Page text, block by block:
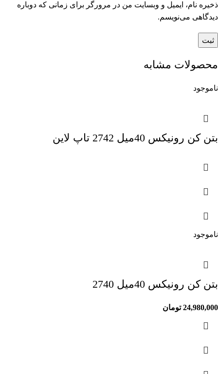
ذخیره نام، ایمیل و وبسایت من در مرورگر برای زمانی که دوباره
دیدگاهی می‌نویسم.
محصولات مشابه
ناموجود
بتن کن رونیکس 40میل 2742 تاپ لاین
ناموجود
بتن کن رونیکس 40میل 2740
24,980,000 تومان